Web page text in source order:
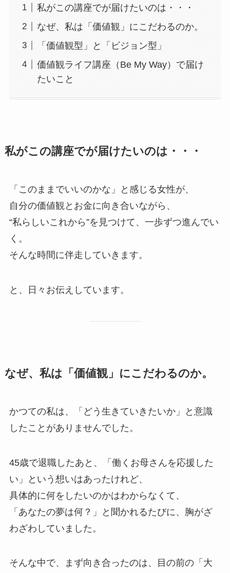
私がこの講座でが届けたいのは・・・
なぜ、私は「価値観」にこだわるのか。
「価値観型」と「ビジョン型」
価値観ライフ講座（Be My Way）で届け
たいこと
私がこの講座でが届けたいのは・・・
「このままでいいのかな」と感じる女性が、
自分の価値観とお金に向き合いながら、
“私らしいこれから”を見つけて、一歩ずつ進んでい
く。
そんな時間に伴走していきます。
と、日々お伝えしています。
なぜ、私は「価値観」にこだわるのか。
かつての私は、「どう生きていきたいか」と意識
したことがありませんでした。
45歳で退職したあと、「働くお母さんを応援した
い」という想いはあったけれど、
具体的に何をしたいのかはわからなくて、
「あなたの夢は何？」と聞かれるたびに、胸がざ
わざわしていました。
そんな中で、まず向き合ったのは、目の前の「大